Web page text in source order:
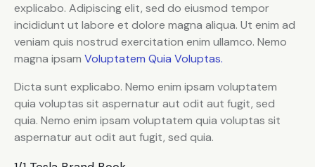
explicabo. Adipiscing elit, sed do eiusmod tempor
incididunt ut labore et dolore magna aliqua. Ut enim ad
veniam quis nostrud exercitation enim ullamco. Nemo
magna ipsam Voluptatem Quia Voluptas.
Dicta sunt explicabo. Nemo enim ipsam voluptatem
quia voluptas sit aspernatur aut odit aut fugit, sed
quia. Nemo enim ipsam voluptatem quia voluptas sit
aspernatur aut odit aut fugit, sed quia.